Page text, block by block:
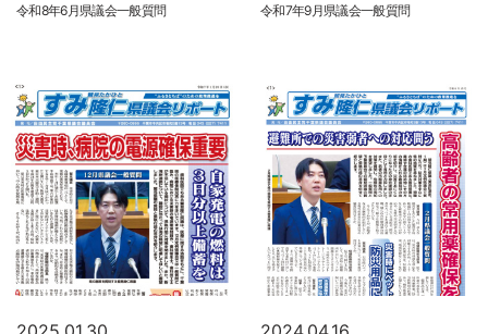
令和8年6月県議会一般質問 令和7年9月県議会一般質問